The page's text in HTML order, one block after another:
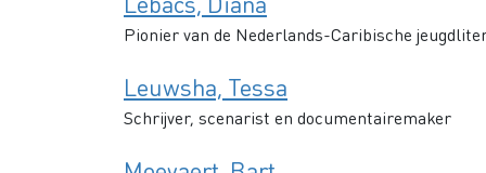
Pionier van de Nederlands-Caribische
Leuwsha, Tessa
Schrijver, scenarist en documentairemaker